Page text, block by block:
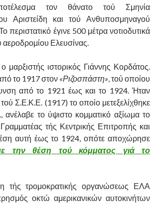
τον θάνατο τού Σμηνία
Αριστείδη και τού Ανθυποσμηναγού
περιστατικό έγινε 500 μέτρα νοτιοδυτικά
αεροδρομίου Ελευσίνας.
μαρξιστής ιστορικός Γιάννης Κορδάτος.
το 1917 στον «Ριζοσπάστη», τού οποίου
από το 1921 έως και το 1924. Ήταν
τού Σ.Ε.Κ.Ε. (1917) το οποίο μετεξελίχθηκε
το ύψιστο κομματικό αξίωμα το
τής Κεντρικής Επιτροπής και
αυτή έως το 1924, οπότε αποχώρησε
την θέση τού κόμματος γιά το
τής τρομοκρατικής οργανώσεως ΕΛΑ
οκτώ αμερικανικών αυτοκινήτων